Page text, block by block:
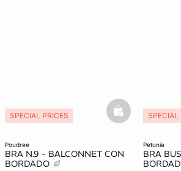
poudree
BRA N.9 - BALCONNET CON
BORDADO
SPECIAL PRICES basketfull
petunia
BRA
SPECIAL